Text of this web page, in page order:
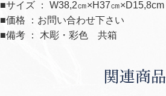
■サイズ ： W38,2㎝×H37㎝×D15,8cm
■価格 ：お問い合わせ下さい
■備考 ： 木彫・彩色 共箱
関連商品